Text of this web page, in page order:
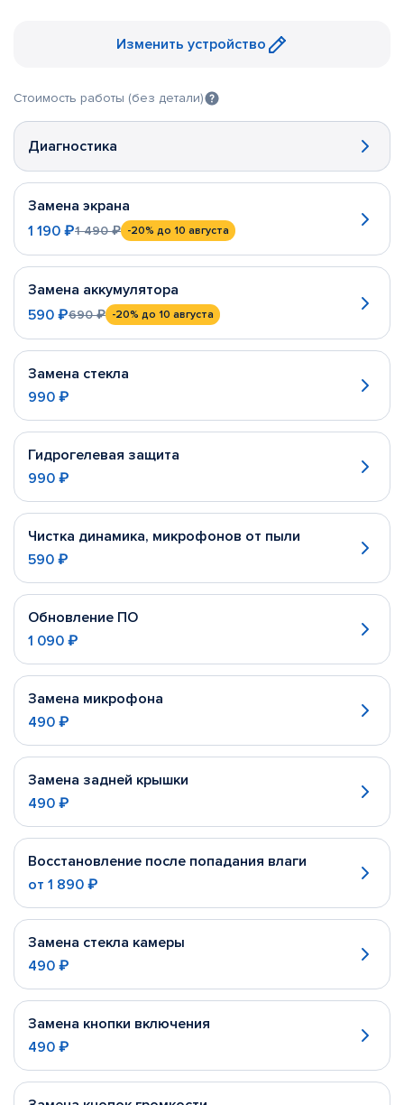
Изменить устройство
Стоимость работы (без детали)
Диагностика
Замена экрана
1 190 ₽1 490 ₽ -20% до 10 августа
Замена аккумулятора
590 ₽690 ₽ -20% до 10 августа
Замена стекла
990 ₽
Гидрогелевая защита
990 ₽
Чистка динамика, микрофонов от пыли
590 ₽
Обновление ПО
1 090 ₽
Замена микрофона
490 ₽
Замена задней крышки
490 ₽
Восстановление после попадания влаги
от 1 890 ₽
Замена стекла камеры
490 ₽
Замена кнопки включения
490 ₽